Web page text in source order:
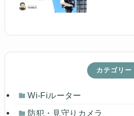
カテゴリー
Wi-Fiルーター
防犯・見守りカメラ